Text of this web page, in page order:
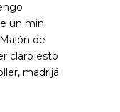
un mini
de
claro esto
madrijá